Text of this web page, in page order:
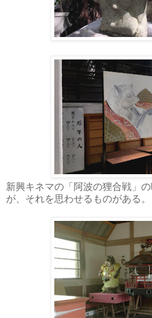
新興キネマの「阿波の狸合戦」
が、それを思わせるものがある。